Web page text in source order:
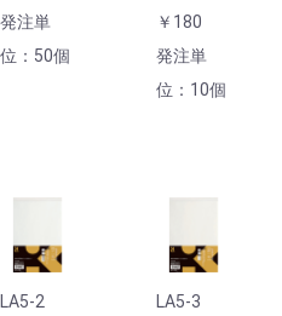
発注単
位：50個
￥180
発注単
位：10個
LA5-2
LA5-3